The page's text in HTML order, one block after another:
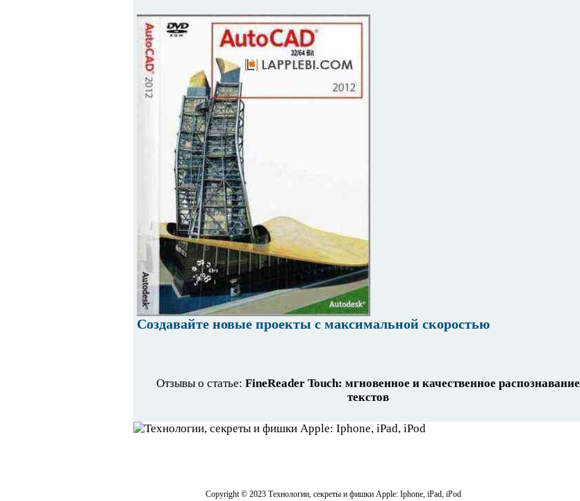
Создавайте новые проекты с максимальной скоростью
Отзывы о статье: FineReader Touch: мгновенное и качественное распознавание
текстов
Copyright © 2023 Технологии, секреты и фишки Apple: Iphone, iPad, iPod